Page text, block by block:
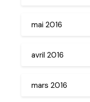
mai 2016
avril 2016
mars 2016